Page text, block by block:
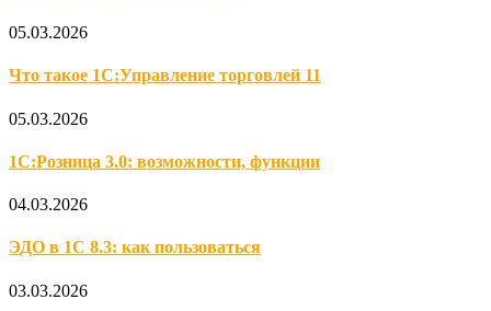
05.03.2026
Что такое 1С:Управление торговлей 11
05.03.2026
1С:Розница 3.0: возможности, функции
04.03.2026
ЭДО в 1С 8.3: как пользоваться
03.03.2026